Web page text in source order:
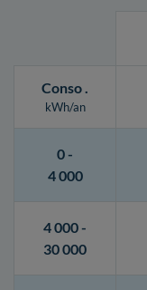
Conso.
kWh/an
0 -
4 000
4 000 -
30 000